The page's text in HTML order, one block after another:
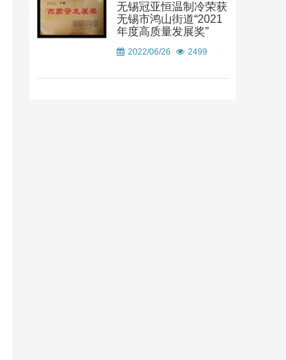
无锡冠亚恒温制冷荣获
无锡市鸿山街道“2021
年度高质量发展奖”
2022/06/26 2499